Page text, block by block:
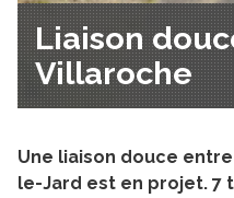
Liaison
Villaroche
Une liaison douce
le-Jard est en projet. 7